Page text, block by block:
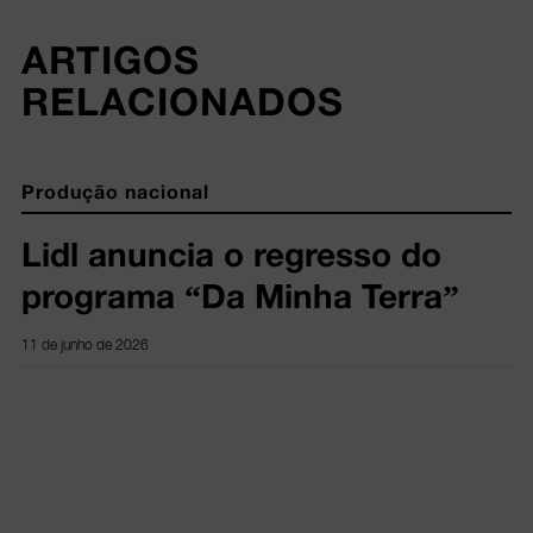
ARTIGOS
RELACIONADOS
Produção nacional
Lidl anuncia o regresso do
programa “Da Minha Terra”
11 de junho de 2026